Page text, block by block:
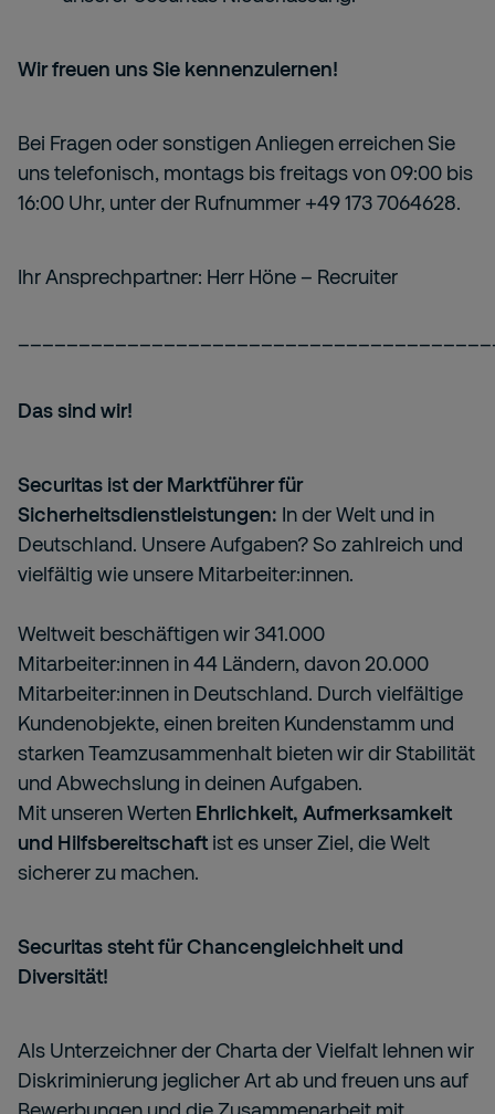
Wir freuen uns Sie kennenzulernen!
Bei Fragen oder sonstigen Anliegen erreichen Sie
uns telefonisch, montags bis freitags von 09:00 bis
16:00 Uhr, unter der Rufnummer +49 173 7064628.
Ihr Ansprechpartner: Herr Höne – Recruiter
Das sind wir!
Securitas ist der Marktführer für
Sicherheitsdienstleistungen: In der Welt und in
Deutschland. Unsere Aufgaben? So zahlreich und
vielfältig wie unsere Mitarbeiter:innen.
Weltweit beschäftigen wir 341.000
Mitarbeiter:innen in 44 Ländern, davon 20.000
Mitarbeiter:innen in Deutschland. Durch vielfältige
Kundenobjekte, einen breiten Kundenstamm und
starken Teamzusammenhalt bieten wir dir Stabilität
und Abwechslung in deinen Aufgaben.
Mit unseren Werten Ehrlichkeit, Aufmerksamkeit
und Hilfsbereitschaft ist es unser Ziel, die Welt
sicherer zu machen.
Securitas steht für Chancengleichheit und
Diversität!
Als Unterzeichner der Charta der Vielfalt lehnen wir
Diskriminierung jeglicher Art ab und freuen uns auf